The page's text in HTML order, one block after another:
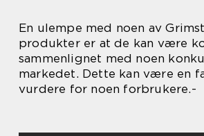
En ulempe med noen av
produkter er at de kan være
sammenlignet med noen
markedet. Dette kan være en
vurdere for noen forbrukere.-